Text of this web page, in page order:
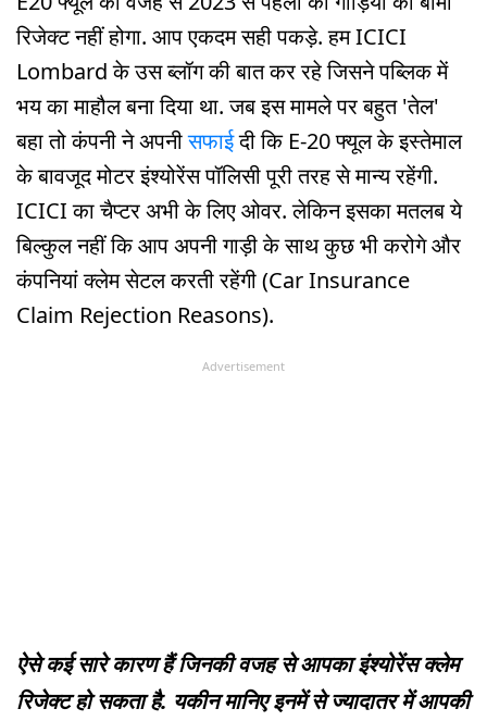
रिजेक्ट नहीं होगा. आप एकदम सही पकड़े. हम ICICI
Lombard के उस ब्लॉग की बात कर रहे जिसने पब्लिक में
भय का माहौल बना दिया था. जब इस मामले पर बहुत 'तेल'
बहा तो कंपनी ने अपनीसफाईदी कि E-20 फ्यूल के इस्तेमाल
के बावजूद मोटर इंश्योरेंस पॉलिसी पूरी तरह से मान्य रहेंगी.
ICICI का चैप्टर अभी के लिए ओवर. लेकिन इसका मतलब ये
बिल्कुल नहीं कि आप अपनी गाड़ी के साथ कुछ भी करोगे और
कंपनियां क्लेम सेटल करती रहेंगी (Car Insurance
Claim Rejection Reasons).
Advertisement
ऐसे कई सारे कारण हैं जिनकी वजह से आपका इंश्योरेंस क्लेम
रिजेक्ट हो सकता है. यकीन मानिए इनमें से ज्यादातर में आपकी